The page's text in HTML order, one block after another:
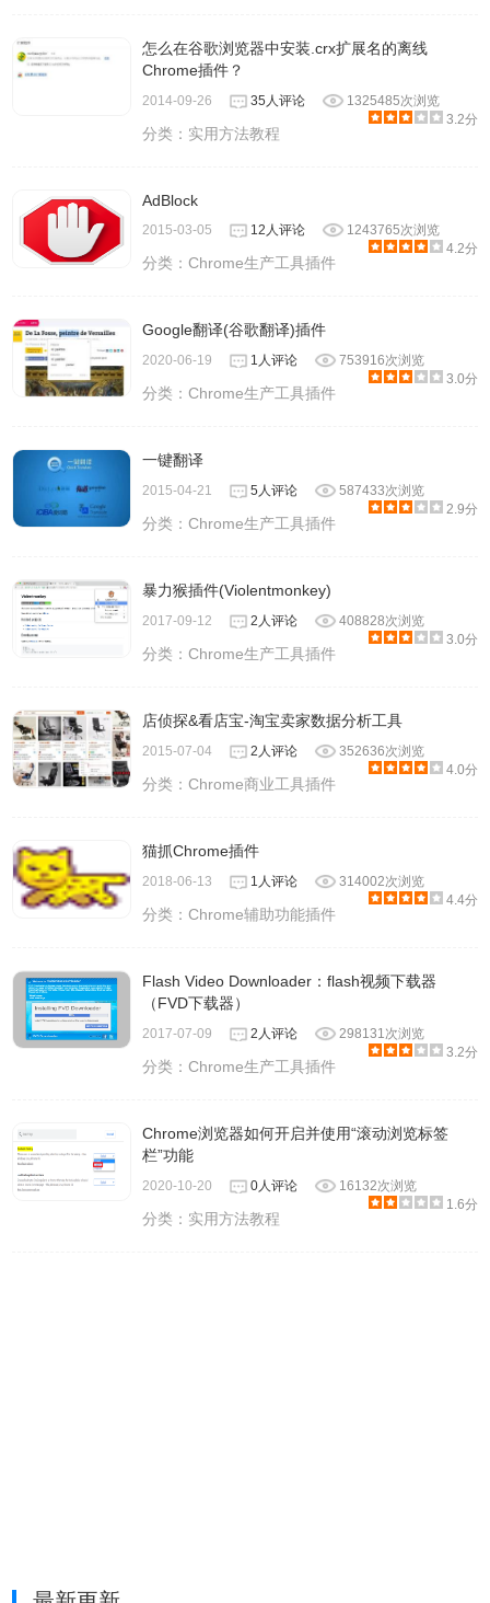
怎么在谷歌浏览器中安装.crx扩展名的离线
Chrome插件？
2014-09-26 35人评论
1325485次浏览
3.2分
分类： 实用方法教程
AdBlock
2015-03-05 12人评论
1243765次浏览
4.2分
分类：Chrome生产工具插件
Google翻译(谷歌翻译)插件
2020-06-19 1人评论
753916次浏览
3.0分
分类：Chrome生产工具插件
一键翻译
2015-04-21 5人评论
587433次浏览
2.9分
分类：Chrome生产工具插件
暴力猴插件(Violentmonkey)
2017-09-12 2人评论
408828次浏览
3.0分
分类：Chrome生产工具插件
店侦探&看店宝-淘宝卖家数据分析工具
2015-07-04 2人评论
352636次浏览
4.0分
分类：Chrome商业工具插件
猫抓Chrome插件
2018-06-13 1人评论
314002次浏览
4.4分
分类：Chrome辅助功能插件
Flash Video Downloader：flash视频下载器
（FVD下载器）
2017-07-09 2人评论
298131次浏览
3.2分
分类：Chrome生产工具插件
Chrome浏览器如何开启并使用“滚动浏览标签
栏”功能
2020-10-20 0人评论
16132次浏览
1.6分
分类： 实用方法教程